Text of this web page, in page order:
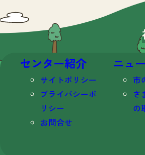
センター紹介
サイトポリシー
プライバシーポ
リシー
お問合せ
ニュ
市
さ
の